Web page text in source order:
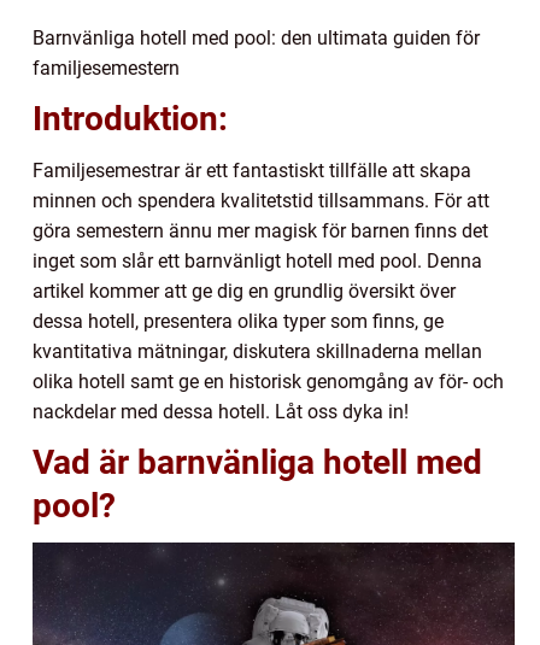
Barnvänliga hotell med pool: den ultimata guiden för
familjesemestern
Introduktion:
Familjesemestrar är ett fantastiskt tillfälle att skapa
minnen och spendera kvalitetstid tillsammans. För att
göra semestern ännu mer magisk för barnen finns det
inget som slår ett barnvänligt hotell med pool. Denna
artikel kommer att ge dig en grundlig översikt över
dessa hotell, presentera olika typer som finns, ge
kvantitativa mätningar, diskutera skillnaderna mellan
olika hotell samt ge en historisk genomgång av för- och
nackdelar med dessa hotell. Låt oss dyka in!
Vad är barnvänliga hotell med
pool?